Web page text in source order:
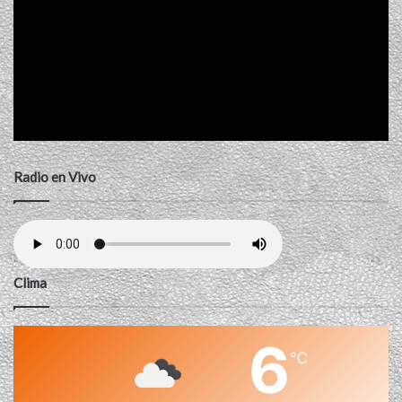
Radio en Vivo
Clima
6℃